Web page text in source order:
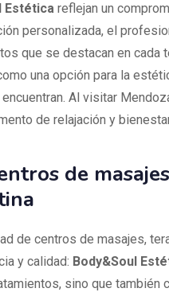
Estéticareflejan un
personalizada, el
que se destacan en cada
una opción para la
Al visitar
de relajación y
de
de centros de masajes,
y calidad: Body&Soul
sino que también